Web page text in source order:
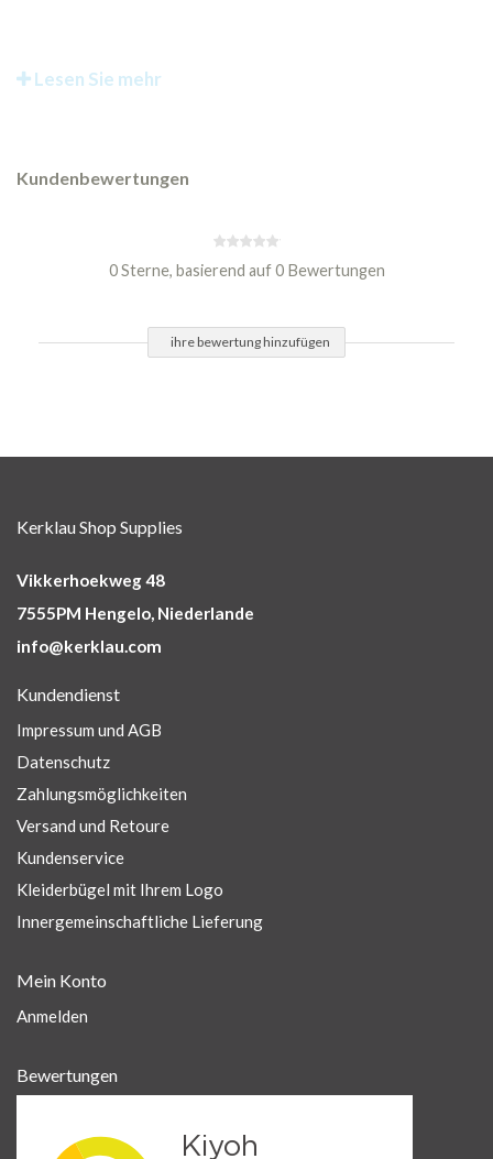
Lesen Sie mehr
Kundenbewertungen
0 Sterne, basierend auf 0 Bewertungen
ihre bewertung hinzufügen
Kerklau Shop Supplies
Vikkerhoekweg 48
7555PM Hengelo, Niederlande
info@kerklau.com
Kundendienst
Impressum und AGB
Datenschutz
Zahlungsmöglichkeiten
Versand und Retoure
Kundenservice
Kleiderbügel mit Ihrem Logo
Innergemeinschaftliche Lieferung
Mein Konto
Anmelden
Bewertungen